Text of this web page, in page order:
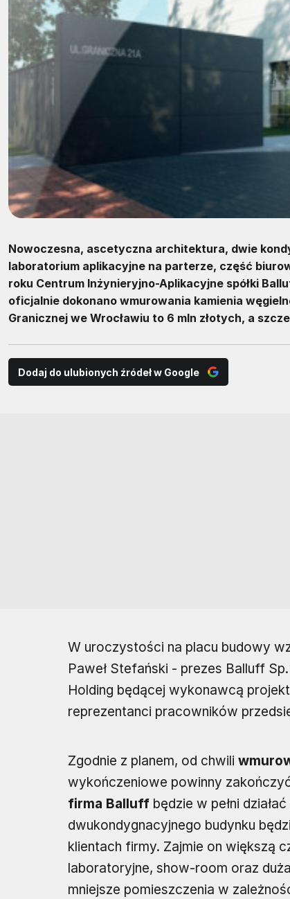
Nowoczesna, ascetyczna architektura, dwie
laboratorium aplikacyjne na parterze, część
roku Centrum Inżynieryjno-Aplikacyjne spółki
oficjalnie dokonano wmurowania kamienia
Granicznej we Wrocławiu to 6 mln złotych, a
Dodaj do ulubionych źródeł w Google
W uroczystości na placu budowy
Paweł Stefański - prezes Balluff
Holding będącej wykonawcą
reprezentanci pracowników
Zgodnie z planem, od chwili
wykończeniowe powinny
firma Balluff będzie w pełni
dwukondygnacyjnego budynku
klientach firmy. Zajmie on większą
laboratoryjne, show-room oraz
mniejsze pomieszczenia w